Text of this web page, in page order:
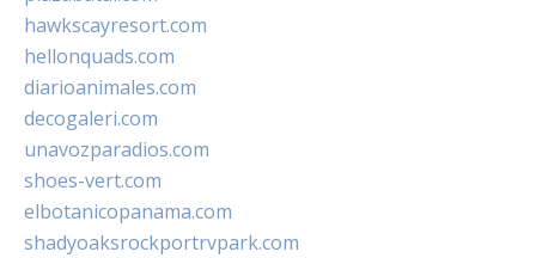
hawkscayresort.com
hellonquads.com
diarioanimales.com
decogaleri.com
unavozparadios.com
shoes-vert.com
elbotanicopanama.com
shadyoaksrockportrvpark.com